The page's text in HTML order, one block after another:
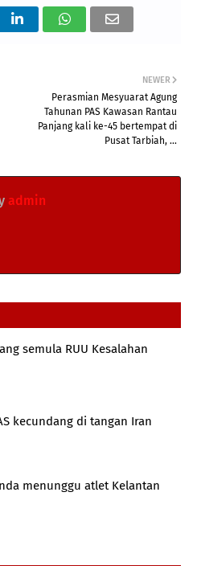
NEWER
Perasmian Mesyuarat Agung
Tahunan PAS Kawasan Rantau
Panjang kali ke-45 bertempat di
Pusat Tarbiah, ...
admin
semula RUU Kesalahan
kecundang di tangan Iran
menunggu atlet Kelantan